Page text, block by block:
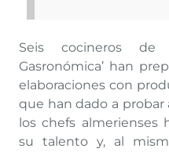
Seis cocineros de
Gasronómica’ han
elaboraciones con
que han dado a probar
los chefs almerienses
su talento y, al